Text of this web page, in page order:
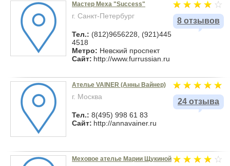
8 отзывов
Мастер Меха "Success"
г. Санкт-Петербург
Тел.: (812)9656228, (921)445
4518
Метро: Невский проспект
Сайт: http://www.furrussian.ru
24 отзыва
Ателье VAINER (Анны Вайнер)
г. Москва
Тел.: 8(495) 998 61 83
Сайт: http://annavainer.ru
Меховое ателье Марии Щукиной